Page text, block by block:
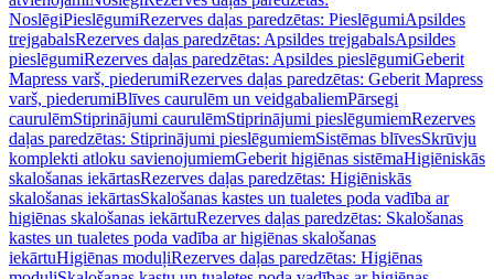
NoslēgiPieslēgumiRezerves daļas paredzētas: PieslēgumiApsildes
trejgabalsRezerves daļas paredzētas: Apsildes trejgabalsApsildes
pieslēgumiRezerves daļas paredzētas: Apsildes pieslēgumiGeberit
Mapress varš, piederumiRezerves daļas paredzētas: Geberit Mapress
varš, piederumiBlīves caurulēm un veidgabaliemPārsegi
caurulēmStiprinājumi caurulēmStiprinājumi pieslēgumiemRezerves
daļas paredzētas: Stiprinājumi pieslēgumiemSistēmas blīvesSkrūvju
komplekti atloku savienojumiemGeberit higiēnas sistēmaHigiēniskās
skalošanas iekārtasRezerves daļas paredzētas: Higiēniskās
skalošanas iekārtasSkalošanas kastes un tualetes poda vadība ar
higiēnas skalošanas iekārtuRezerves daļas paredzētas: Skalošanas
kastes un tualetes poda vadība ar higiēnas skalošanas
iekārtuHigiēnas moduļiRezerves daļas paredzētas: Higiēnas